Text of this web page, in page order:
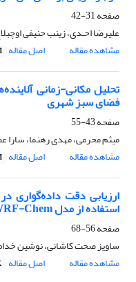
صفحه31-42
علیرضا احـدی، زینب حنیفی
مشاهده مقاله
اصل مقاله
تحلیل مکانی-زمانی
فضای سبز شهری
صفحه43-55
میثم محرمی، مهدی رهنما، سارا
مشاهده مقاله
اصل مقاله
ارزیابی دقت داده‌گواری
استفاده از مدلChem
صفحه56-68
ساویز صحت کاشانی، نوشین
مشاهده مقاله
اصل مقاله